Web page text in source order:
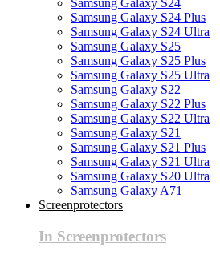
Samsung Galaxy S24
Samsung Galaxy S24 Plus
Samsung Galaxy S24 Ultra
Samsung Galaxy S25
Samsung Galaxy S25 Plus
Samsung Galaxy S25 Ultra
Samsung Galaxy S22
Samsung Galaxy S22 Plus
Samsung Galaxy S22 Ultra
Samsung Galaxy S21
Samsung Galaxy S21 Plus
Samsung Galaxy S21 Ultra
Samsung Galaxy S20 Ultra
Samsung Galaxy A71
Screenprotectors
In Screenprotectors